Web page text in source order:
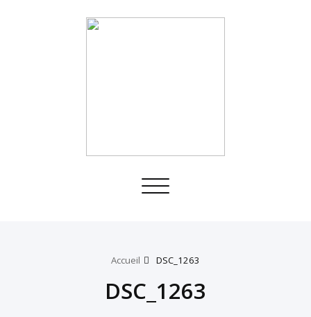
Toggle
Accueil DSC_1263
DSC_1263